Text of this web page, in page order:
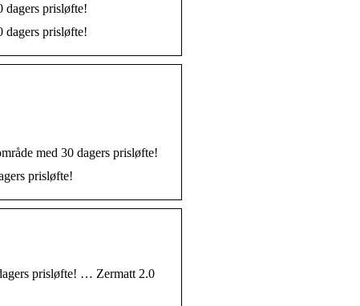
dagers prisløfte!
dagers prisløfte!
med 30 dagers prisløfte!
prisløfte!
prisløfte! … Zermatt 2.0